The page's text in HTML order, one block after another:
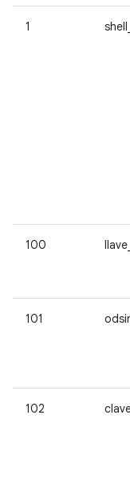
1
100
101
102